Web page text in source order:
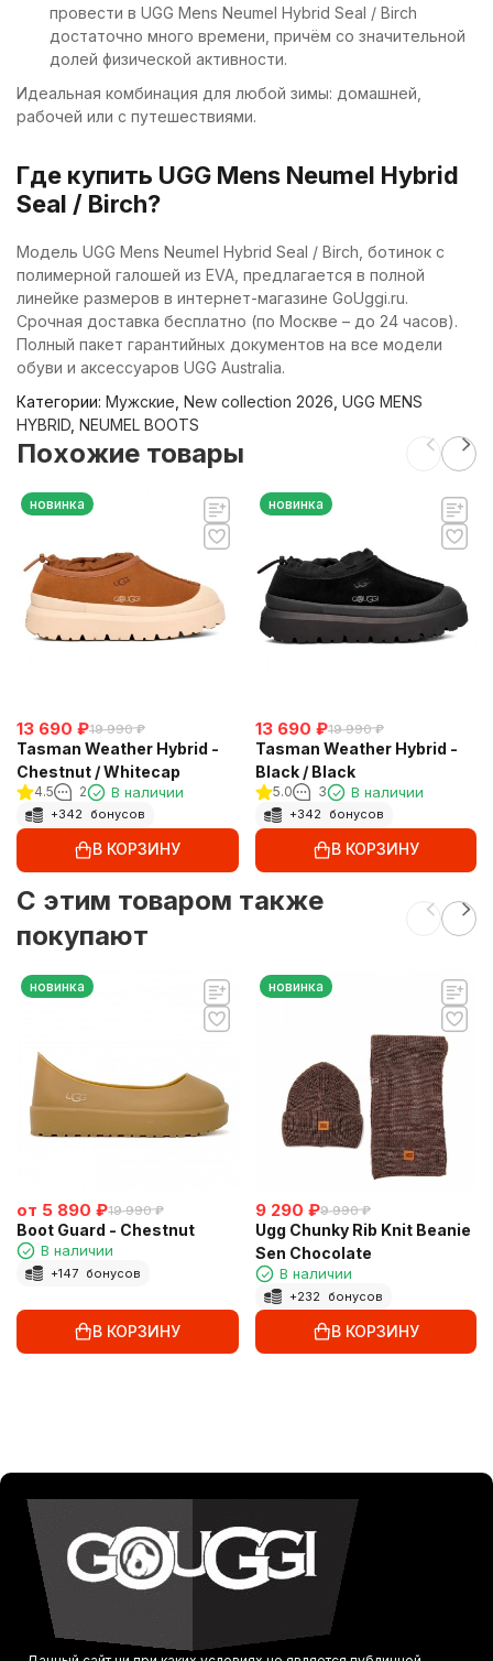
провести в UGG Mens Neumel Hybrid Seal / Birch
достаточно много времени, причём со значительной
долей физической активности.
Идеальная комбинация для любой зимы: домашней,
рабочей или с путешествиями.
Где купить UGG Mens Neumel Hybrid
Seal / Birch?
Модель UGG Mens Neumel Hybrid Seal / Birch, ботинок с
полимерной галошей из EVA, предлагается в полной
линейке размеров в интернет-магазине GoUggi.ru.
Срочная доставка бесплатно (по Москве – до 24 часов).
Полный пакет гарантийных документов на все модели
обуви и аксессуаров UGG Australia.
Категории: Мужские New collection 2026 UGG MENS
HYBRID NEUMEL BOOTS
Похожие товары
новинка
13 690 ₽19 990 ₽
Tasman Weather Hybrid -
Chestnut / Whitecap
4.5 2 В наличии
+342 бонусов
В КОРЗИНУ
новинка
13 690 ₽19 990 ₽
Tasman Weather Hybrid -
Black / Black
5.0 3 В наличии
+342 бонусов
В КОРЗИНУ
C этим товаром также
покупают
новинка
от 5 890 ₽19 990 ₽
Boot Guard - Chestnut
В наличии
+147 бонусов
В КОРЗИНУ
новинка
9 290 ₽9 990 ₽
Ugg Chunky Rib Knit Beanie
Sen Chocolate
В наличии
+232 бонусов
В КОРЗИНУ